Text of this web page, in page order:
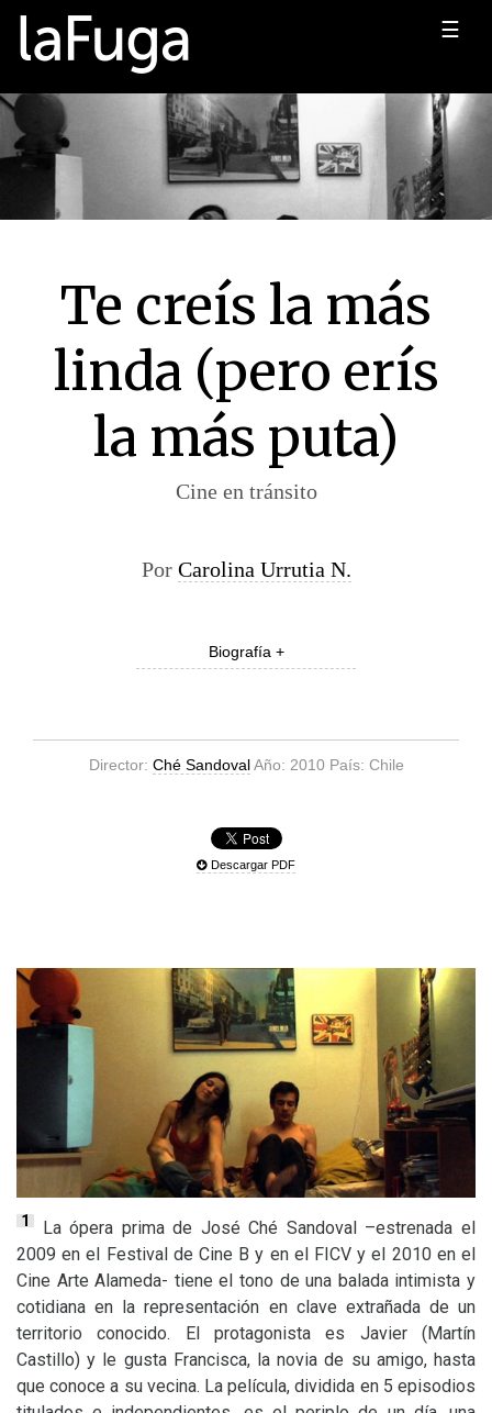
☰
Te creís la más
linda (pero erís
la más puta)
Cine en tránsito
Por Carolina Urrutia N.
Biografía +
Director: Ché SandovalAño: 2010 País: Chile
Descargar PDF
1
La ópera prima de José Ché Sandoval –estrenada el
2009 en el Festival de Cine B y en el FICV y el 2010 en el
Cine Arte Alameda- tiene el tono de una balada intimista y
cotidiana en la representación en clave extrañada de un
territorio conocido. El protagonista es Javier (Martín
Castillo) y le gusta Francisca, la novia de su amigo, hasta
que conoce a su vecina. La película, dividida en 5 episodios